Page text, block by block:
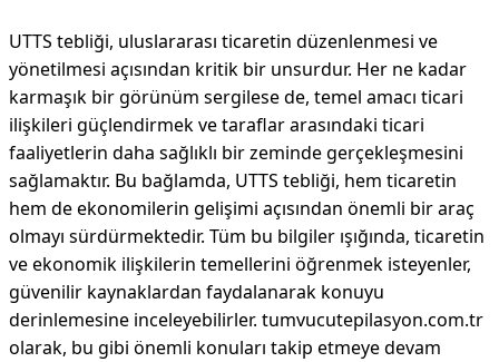
UTTS tebliği, uluslararası ticaretin düzenlenmesi ve
yönetilmesi açısından kritik bir unsurdur. Her ne kadar
karmaşık bir görünüm sergilese de, temel amacı ticari
ilişkileri güçlendirmek ve taraflar arasındaki ticari
faaliyetlerin daha sağlıklı bir zeminde gerçekleşmesini
sağlamaktır. Bu bağlamda, UTTS tebliği, hem ticaretin
hem de ekonomilerin gelişimi açısından önemli bir araç
olmayı sürdürmektedir. Tüm bu bilgiler ışığında, ticaretin
ve ekonomik ilişkilerin temellerini öğrenmek isteyenler,
güvenilir kaynaklardan faydalanarak konuyu
derinlemesine inceleyebilirler. tumvucutepilasyon.com.tr
olarak, bu gibi önemli konuları takip etmeye devam